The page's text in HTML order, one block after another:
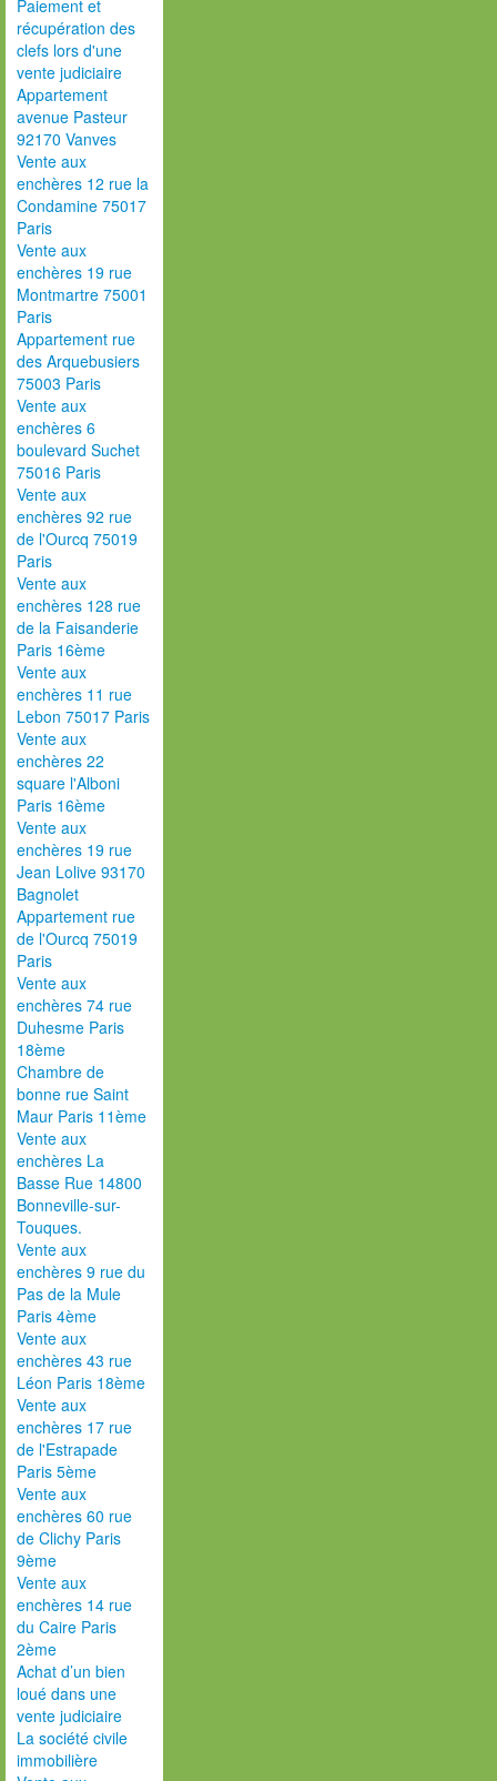
Paiement et
récupération des
clefs lors d'une
vente judiciaire
Appartement
avenue Pasteur
92170 Vanves
Vente aux
enchères 12 rue la
Condamine 75017
Paris
Vente aux
enchères 19 rue
Montmartre 75001
Paris
Appartement rue
des Arquebusiers
75003 Paris
Vente aux
enchères 6
boulevard Suchet
75016 Paris
Vente aux
enchères 92 rue
de l'Ourcq 75019
Paris
Vente aux
enchères 128 rue
de la Faisanderie
Paris 16ème
Vente aux
enchères 11 rue
Lebon 75017 Paris
Vente aux
enchères 22
square l'Alboni
Paris 16ème
Vente aux
enchères 19 rue
Jean Lolive 93170
Bagnolet
Appartement rue
de l'Ourcq 75019
Paris
Vente aux
enchères 74 rue
Duhesme Paris
18ème
Chambre de
bonne rue Saint
Maur Paris 11ème
Vente aux
enchères La
Basse Rue 14800
Bonneville-sur-
Touques.
Vente aux
enchères 9 rue du
Pas de la Mule
Paris 4ème
Vente aux
enchères 43 rue
Léon Paris 18ème
Vente aux
enchères 17 rue
de l'Estrapade
Paris 5ème
Vente aux
enchères 60 rue
de Clichy Paris
9ème
Vente aux
enchères 14 rue
du Caire Paris
2ème
Achat d’un bien
loué dans une
vente judiciaire
La société civile
immobilière